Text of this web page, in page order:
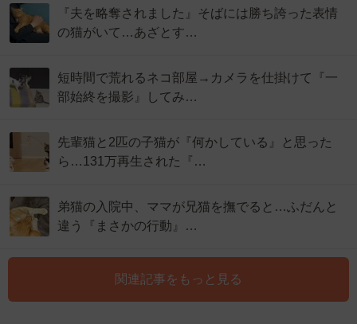
『夫を略奪されました』そばには勝ち誇った表情
の猫がいて…あざとす…
短時間で荒れるネコ部屋→カメラを仕掛けて『一
部始終を撮影』してみ…
先輩猫と2匹の子猫が『何かしている』と思った
ら…131万再生された『…
弟猫の入院中、ママが兄猫を撫でると…ふだんと
違う『まさかの行動』…
関連記事をもっと見る